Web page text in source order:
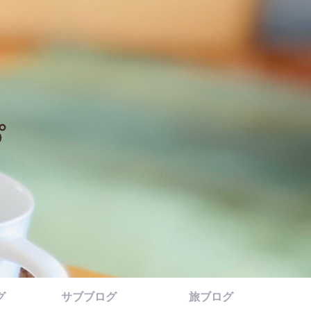
サブブログ 旅ブログ